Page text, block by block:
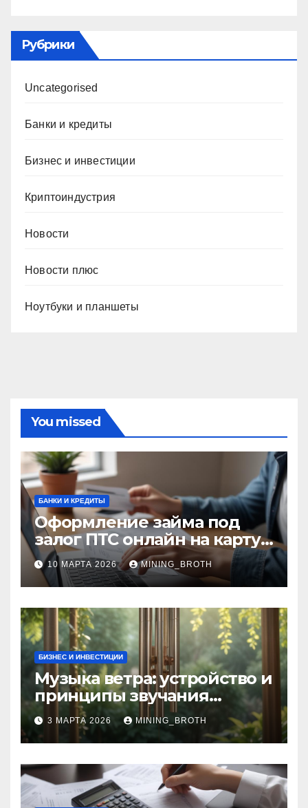
Рубрики
Uncategorised
Банки и кредиты
Бизнес и инвестиции
Криптоиндустрия
Новости
Новости плюс
Ноутбуки и планшеты
You missed
БАНКИ И КРЕДИТЫ
Оформление займа под
залог ПТС онлайн на карту
без визита в офис: порядок,
требования и документы
10 МАРТА 2026 MINING_BROTH
БИЗНЕС И ИНВЕСТИЦИИ
Музыка ветра: устройство и
принципы звучания
колокольчиков
3 МАРТА 2026 MINING_BROTH